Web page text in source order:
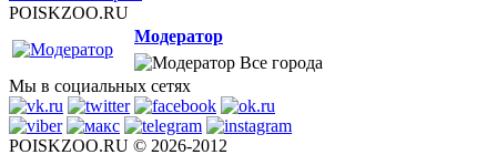
POISKZOO.RU
Модератор
Все города
Мы в социальных сетях
POISKZOO.RU © 2026-2012